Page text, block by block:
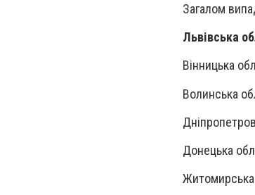
Загалом
Львівська
Вінницька
Волинська
Донецька